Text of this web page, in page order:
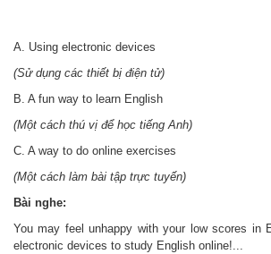
A. Using electronic devices
(Sử dụng các thiết bị điện tử)
B. A fun way to learn English
(Một cách thú vị để học tiếng Anh)
C. A way to do online exercises
(Một cách làm bài tập trực tuyến)
Bài nghe:
You may feel unhappy with your low scores in
electronic devices to study English online!...